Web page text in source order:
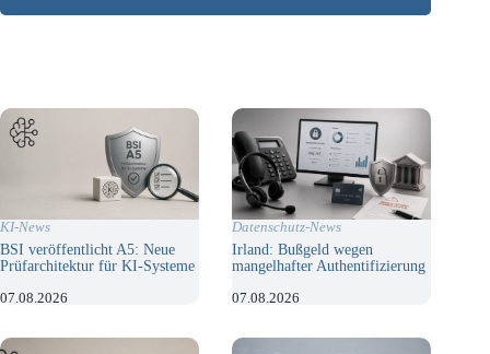
KI-News
BSI veröffentlicht A5: Neue
Prüfarchitektur für KI-Systeme
07.08.2026
Datenschutz-News
Irland: Bußgeld wegen
mangelhafter Authentifizierung
07.08.2026